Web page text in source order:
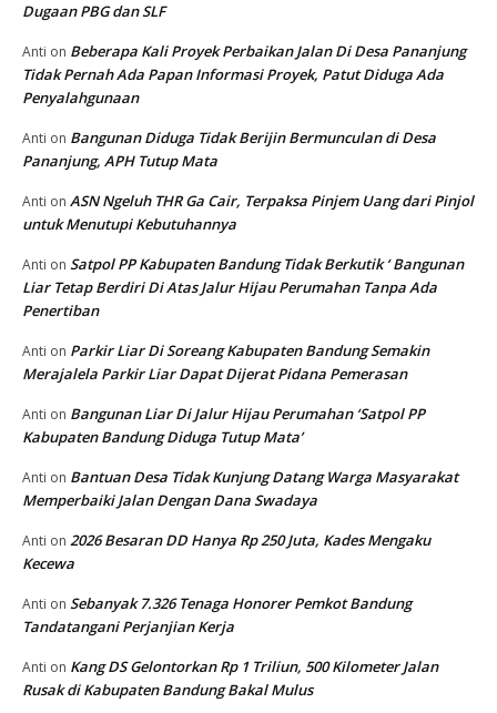
Dugaan PBG dan SLF
Anti on Beberapa Kali Proyek Perbaikan Jalan Di Desa Pananjung
Tidak Pernah Ada Papan Informasi Proyek, Patut Diduga Ada
Penyalahgunaan
Anti on Bangunan Diduga Tidak Berijin Bermunculan di Desa
Pananjung, APH Tutup Mata
Anti on ASN Ngeluh THR Ga Cair, Terpaksa Pinjem Uang dari Pinjol
untuk Menutupi Kebutuhannya
Anti on Satpol PP Kabupaten Bandung Tidak Berkutik ‘ Bangunan
Liar Tetap Berdiri Di Atas Jalur Hijau Perumahan Tanpa Ada
Penertiban
Anti on Parkir Liar Di Soreang Kabupaten Bandung Semakin
Merajalela Parkir Liar Dapat Dijerat Pidana Pemerasan
Anti on Bangunan Liar Di Jalur Hijau Perumahan ‘Satpol PP
Kabupaten Bandung Diduga Tutup Mata’
Anti on Bantuan Desa Tidak Kunjung Datang Warga Masyarakat
Memperbaiki Jalan Dengan Dana Swadaya
Anti on 2026 Besaran DD Hanya Rp 250 Juta, Kades Mengaku
Kecewa
Anti on Sebanyak 7.326 Tenaga Honorer Pemkot Bandung
Tandatangani Perjanjian Kerja
Anti on Kang DS Gelontorkan Rp 1 Triliun, 500 Kilometer Jalan
Rusak di Kabupaten Bandung Bakal Mulus